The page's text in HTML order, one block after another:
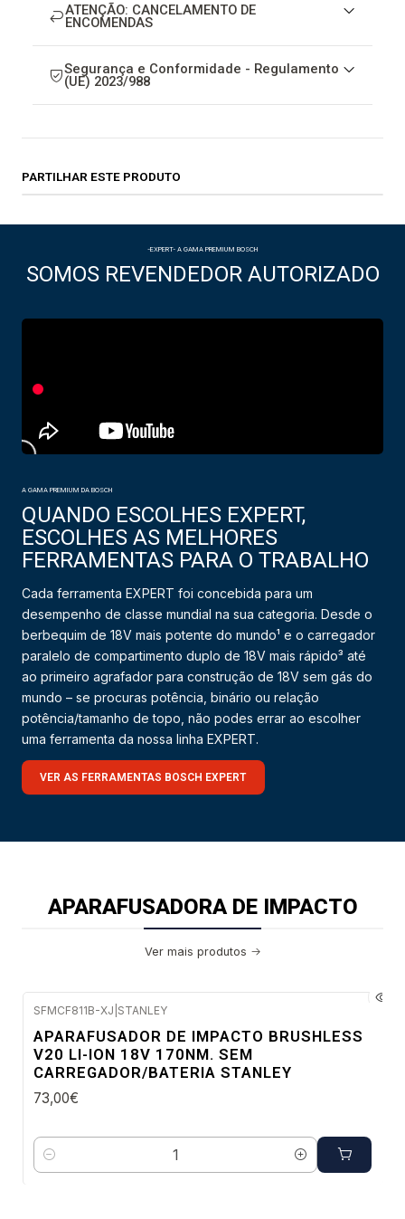
ATENÇÃO: CANCELAMENTO DE
ENCOMENDAS
Segurança e Conformidade - Regulamento
(UE) 2023/988
PARTILHAR ESTE PRODUTO
-EXPERT- A GAMA PREMIUM BOSCH
SOMOS REVENDEDOR AUTORIZADO
A GAMA PREMIUM DA BOSCH
QUANDO ESCOLHES EXPERT,
ESCOLHES AS MELHORES
FERRAMENTAS PARA O TRABALHO
Cada ferramenta EXPERT foi concebida para um
desempenho de classe mundial na sua categoria. Desde o
berbequim de 18V mais potente do mundo¹ e o carregador
paralelo de compartimento duplo de 18V mais rápido³ até
ao primeiro agrafador para construção de 18V sem gás do
mundo – se procuras potência, binário ou relação
potência/tamanho de topo, não podes errar ao escolher
uma ferramenta da nossa linha EXPERT.
VER AS FERRAMENTAS BOSCH EXPERT
APARAFUSADORA DE IMPACTO
Ver mais produtos
SFMCF811B-XJ STANLEY
APARAFUSADOR DE IMPACTO BRUSHLESS
V20 LI-ION 18V 170NM. SEM
CARREGADOR/BATERIA STANLEY
73,00€
Quantidade